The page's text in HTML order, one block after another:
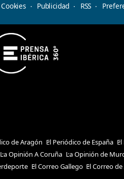
Publicidad RSS
de Aragón El Periódico de España
La Opinión A Coruña La Opinión de
El Correo Gallego El Correo